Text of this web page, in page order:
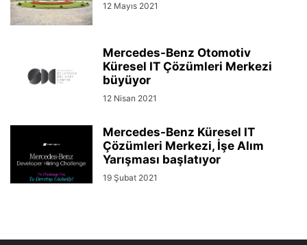
12 Mayıs 2021
Mercedes-Benz Otomotiv
Küresel IT Çözümleri Merkezi
büyüyor
12 Nisan 2021
Mercedes-Benz Küresel IT
Çözümleri Merkezi, İşe Alım
Yarışması başlatıyor
19 Şubat 2021